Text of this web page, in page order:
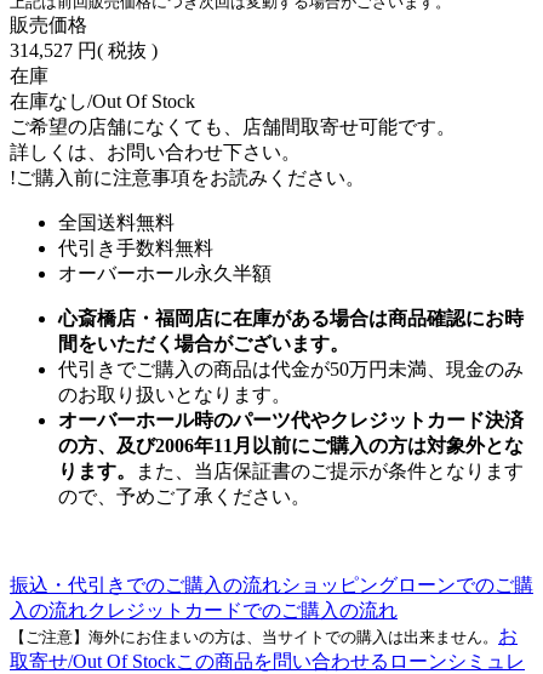
販売価格
314,527 円( 税抜 )
在庫
在庫なし/Out Of Stock
ご希望の店舗になくても、店舗間取寄せ可能です。
詳しくは、お問い合わせ下さい。
!ご購入前に注意事項をお読みください。
全国送料無料
代引き手数料無料
オーバーホール永久半額
心斎橋店・福岡店に在庫がある場合は商品確認にお時
間をいただく場合がございます。
代引きでご購入の商品は代金が50万円未満、現金のみ
のお取り扱いとなります。
オーバーホール時のパーツ代やクレジットカード決済
の方、及び2006年11月以前にご購入の方は対象外とな
ります。
また、当店保証書のご提示が条件となります
ので、予めご了承ください。
振込・代引きでのご購入の流れショッピングローンでのご購
入の流れクレジットカードでのご購入の流れ
【ご注意】海外にお住まいの方は、当サイトでの購入は出来ません。 お
取寄せ/Out Of Stockこの商品を問い合わせる ローンシミュレ